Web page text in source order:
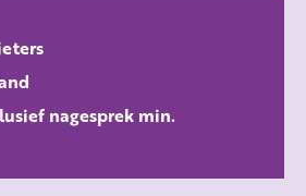
nagesprek min.